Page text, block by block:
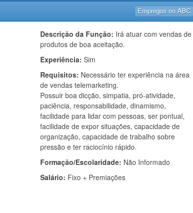
Empregos no ABC
Descrição da Função: Irá atuar com vendas de
produtos de boa aceitação.
Experiência: Sim
Requisitos: Necessário ter experiência na área
de vendas telemarketing.
Possuir boa dicção, simpatia, pró-atividade,
paciência, responsabilidade, dinamismo,
facilidade para lidar com pessoas, ser pontual,
facilidade de expor situações, capacidade de
organização, capacidade de trabalho sobre
pressão e ter raciocínio rápido.
Formação/Escolaridade: Não Informado
Salário: Fixo + Premiações